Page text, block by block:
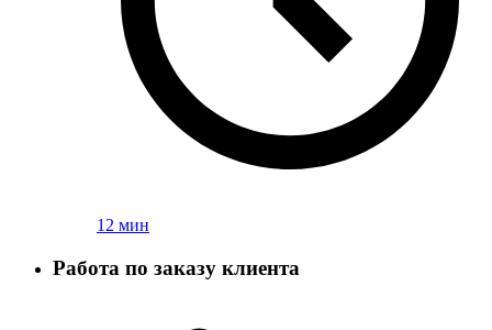
12 мин
Работа по заказу клиента